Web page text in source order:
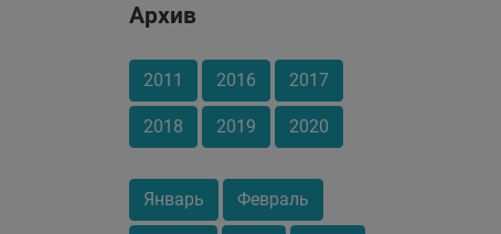
Архив
2011 2016 2017
2018 2019 2020
Январь Февраль